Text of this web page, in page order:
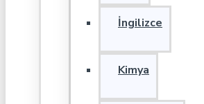
İngilizce
Kimya